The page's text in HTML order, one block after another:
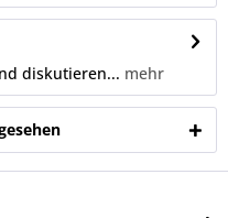
diskutieren... mehr